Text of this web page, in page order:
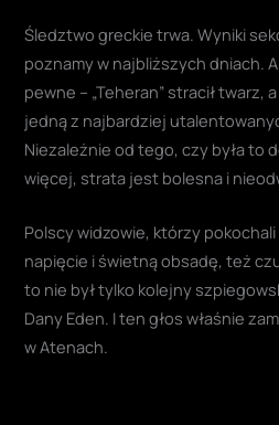
Śledztwo greckie trwa. Wyniki
poznamy w najbliższych dniach.
pewne – „Teheran” stracił twarz,
jedną z najbardziej
Niezależnie od tego, czy była to
więcej, strata jest bolesna i
Polscy widzowie, którzy pokochali
napięcie i świetną obsadę, też
to nie był tylko kolejny
Dany Eden. I ten głos właśnie
w Atenach.